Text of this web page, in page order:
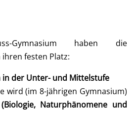
Gymnasium haben die
festen Platz:
der Unter- und Mittelstufe
wird (im 8-jährigen Gymnasium)
(Biologie, Naturphänomene und